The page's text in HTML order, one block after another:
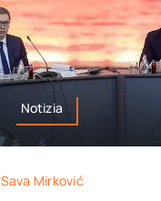
Notizia
Sava Mirković